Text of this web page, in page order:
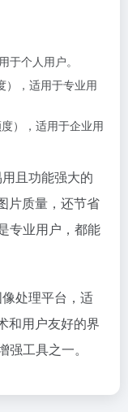
于个人用户。
），适用于专业用
），适用于企业用
且功能强大的
片质量，还节省
专业用户，都能
处理平台，适
和用户友好的界
工具之一。